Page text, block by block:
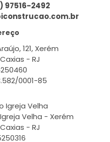
97516-2492
121, Xerém
- RJ
0001-85
Igreja Velha
Velha - Xerém
- RJ